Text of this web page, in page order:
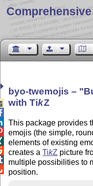
byo-twemojis –
withTikZ
This package provides
emojis (the simple,
elements of existing
creates aTikZ picture
multiple possibilities to
position.